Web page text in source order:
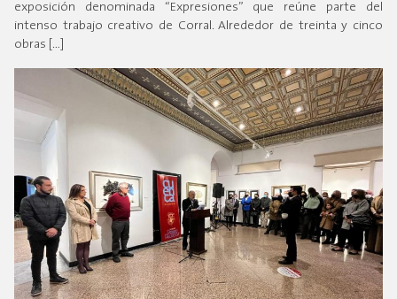
exposición denominada “Expresiones” que reúne parte del
intenso trabajo creativo de Corral. Alrededor de treinta y cinco
obras […]